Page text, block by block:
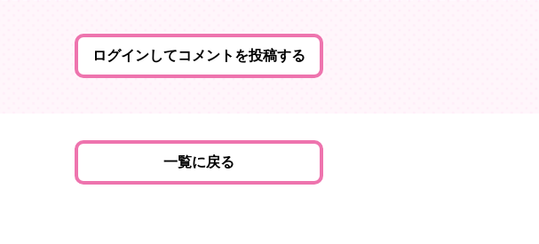
ログインしてコメントを投稿する
一覧に戻る